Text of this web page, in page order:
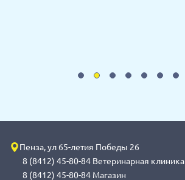
Пенза, ул 65-летия Победы 26
8 (8412) 45-80-84 Ветеринарная клиника
8 (8412) 45-80-84 Магазин